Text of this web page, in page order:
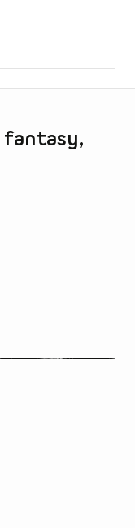
fantasy,